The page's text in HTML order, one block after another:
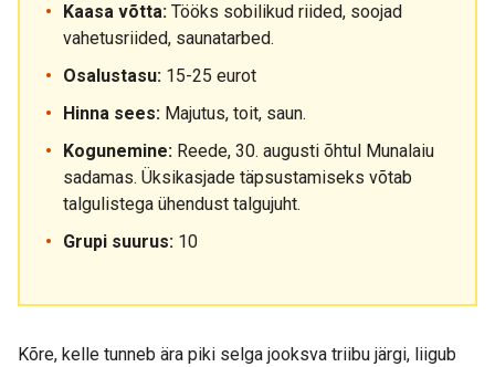
Kaasa võtta: Tööks sobilikud riided, soojad
vahetusriided, saunatarbed.
Osalustasu: 15-25 eurot
Hinna sees: Majutus, toit, saun.
Kogunemine: Reede, 30. augusti õhtul Munalaiu
sadamas. Üksikasjade täpsustamiseks võtab
talgulistega ühendust talgujuht.
Grupi suurus: 10
Kõre, kelle tunneb ära piki selga jooksva triibu järgi, liigub